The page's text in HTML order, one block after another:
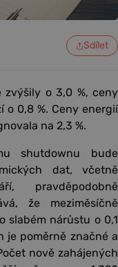
Sdílet
zvýšily o 3,0 %, ceny
o 0,8 %. Ceny energií
na 2,3 %.
shutdownu bude
dat, včetně
pravděpodobně
že meziměsíčně
slabém nárůstu o 0,1
je poměrně značné a
nově zahájených